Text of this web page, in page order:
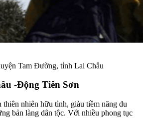
Tam Đường, tỉnh Lai Châu
-Động Tiên Sơn
thiên nhiên hữu tình, giàu tiềm năng du
bản làng dân tộc. Với nhiều phong tục